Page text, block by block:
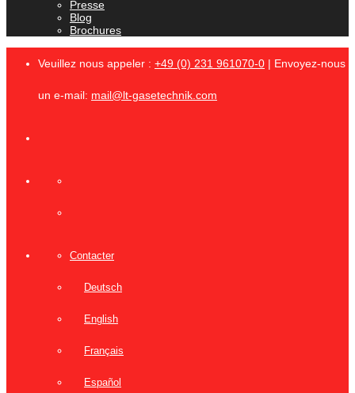
Presse
Blog
Brochures
Veuillez nous appeler : +49 (0) 231 961070-0 | Envoyez-nous
un e-mail: mail@lt-gasetechnik.com
Contacter
Deutsch
English
Français
Español